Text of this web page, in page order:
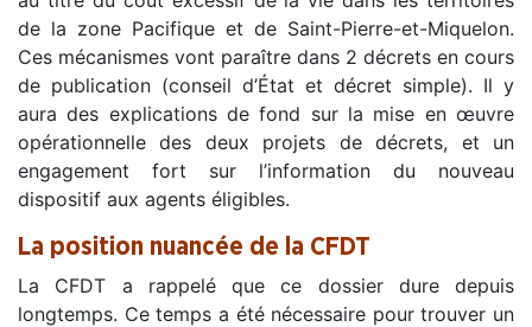
de la zone Pacifique et de Saint-Pierre-et-Miquelon.
Ces mécanismes vont paraître dans 2 décrets en cours
de publication (conseil d’État et décret simple). Il y
aura des explications de fond sur la mise en œuvre
opérationnelle des deux projets de décrets, et un
engagement fort sur l’information du nouveau
dispositif aux agents éligibles.
La position nuancée de la CFDT
La CFDT a rappelé que ce dossier dure depuis
longtemps. Ce temps a été nécessaire pour trouver un